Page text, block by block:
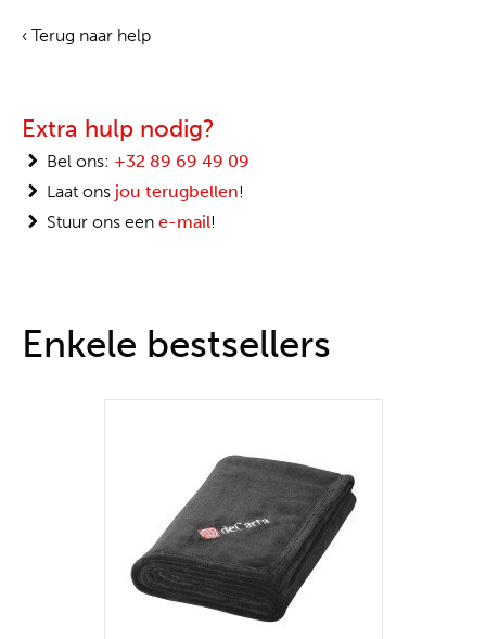
‹ Terug naar help
Extra hulp nodig?
Bel ons: +32 89 69 49 09
Laat ons jou terugbellen!
Stuur ons een e-mail!
Enkele bestsellers